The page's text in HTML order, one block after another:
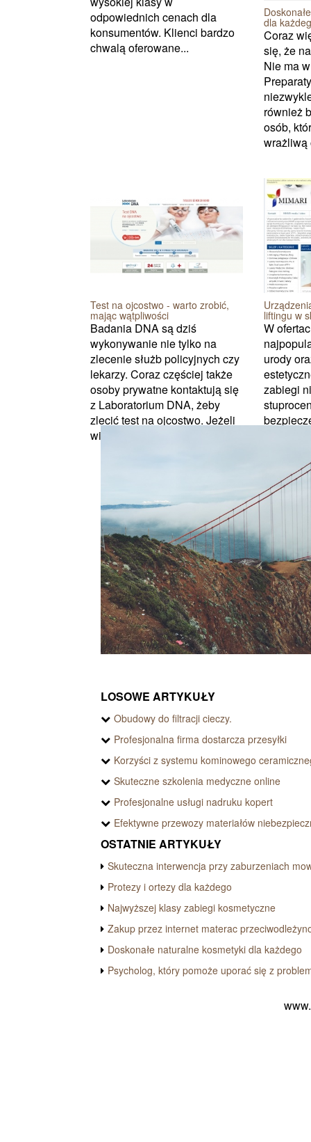
odpowiednich cenach dla
konsumentów. Klienci bardzo
chwalą oferowane...
dla
Coraz
się, że
Nie ma
również
osób,
wrażliwą
Test na ojcostwo - warto zrobić,
mając wątpliwości
Badania DNA są dziś
wykonywanie nie tylko na
zlecenie służb policyjnych czy
lekarzy. Coraz częściej także
osoby prywatne kontaktują się
z Laboratorium DNA, żeby
zlecić test na ojcostwo. Jeżeli
więc masz wąt...
liftingu w
W
urody
zabiegi
LOSOWE ARTYKUŁY
Obudowy do filtracji cieczy.
Profesjonalna firma dostarcza przesyłki
Korzyści z systemu kominowego
Skuteczne szkolenia medyczne online
Profesjonalne usługi nadruku kopert
Efektywne przewozy materiałów
OSTATNIE ARTYKUŁY
Skuteczna interwencja przy zaburzeniach
Protezy i ortezy dla każdego
Najwyższej klasy zabiegi kosmetyczne
Zakup przez internet materac
Doskonałe naturalne kosmetyki dla każdego
Psycholog, który pomoże uporać się z